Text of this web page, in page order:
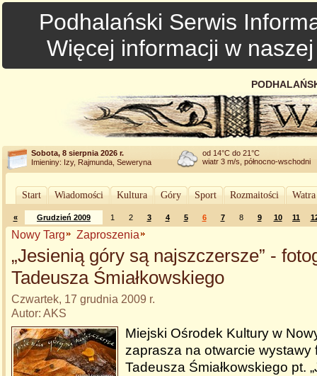
Podhalański Serwis
Więcej informacji w
Sobota, 8 sierpnia 2026 r.
Imieniny: Izy, Rajmunda, Seweryna
od 14°C do 21°C
wiatr 3 m/s, północno-wschodni
Start Wiadomości Kultura Góry Sport Rozmaitości
« Grudzień 2009 1 2 3 4 5 6 7 8 9 10 11
Nowy Targ Zaproszenia
„Jesienią góry są najszczersze” -
Tadeusza Śmiałkowskiego
Czwartek, 17 grudnia 2009 r.
Autor: AKS
Miejski Ośrodek Kultury w
zaprasza na otwarcie wystawy
Tadeusza Śmiałkowskiego pt.